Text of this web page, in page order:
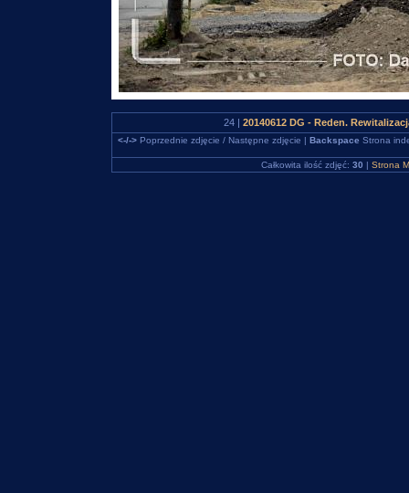
24 | 20140612 DG - Reden.
<-/->Poprzednie zdjęcie / Następne zdjęcie | Backspace Strona
Całkowita ilość zdjęć: 30 | Strona